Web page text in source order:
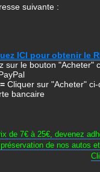
suivante :
ICI pour obtenir le
sur le bouton "Acheter"
=Cliquer sur "Acheter"
bancaire
de 7€ à 25€, devenez
de nos autos